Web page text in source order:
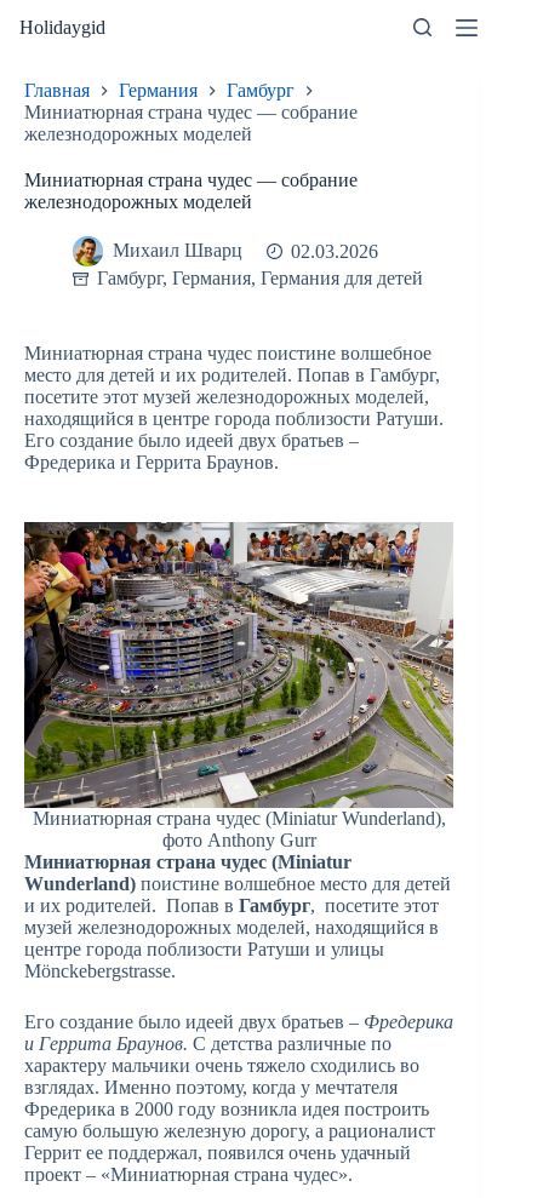
Holidaygid
Главная Германия
Гамбург
Миниатюрная страна чудес — собрание
железнодорожных моделей
Миниатюрная страна чудес — собрание
железнодорожных моделей
Михаил Шварц
02.03.2026
Гамбург, Германия, Германия для детей
Миниатюрная страна чудес поистине волшебное
место для детей и их родителей. Попав в Гамбург,
посетите этот музей железнодорожных моделей,
находящийся в центре города поблизости Ратуши.
Его создание было идеей двух братьев –
Фредерика и Геррита Браунов.
Миниатюрная страна чудес (Miniatur Wunderland),
фото Anthony Gurr
Миниатюрная страна чудес (Miniatur
Wunderland) поистине волшебное место для детей
и их родителей. Попав в Гамбург, посетите этот
музей железнодорожных моделей, находящийся в
центре города поблизости Ратуши и улицы
Mönckebergstrasse.
Его создание было идеей двух братьев – Фредерика
и Геррита Браунов. С детства различные по
характеру мальчики очень тяжело сходились во
взглядах. Именно поэтому, когда у мечтателя
Фредерика в 2000 году возникла идея построить
самую большую железную дорогу, а рационалист
Геррит ее поддержал, появился очень удачный
проект – «Миниатюрная страна чудес».